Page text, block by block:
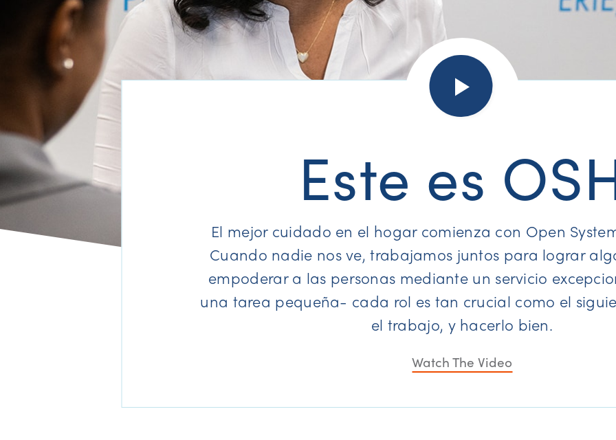
Este es
El mejor cuidado en el hogar comienza con Open
Cuando nadie nos ve, trabajamos juntos para lograr
empoderar a las personas mediante un servicio
una tarea pequeña- cada rol es tan crucial como el
el trabajo, y hacerlo bien.
Watch The Video